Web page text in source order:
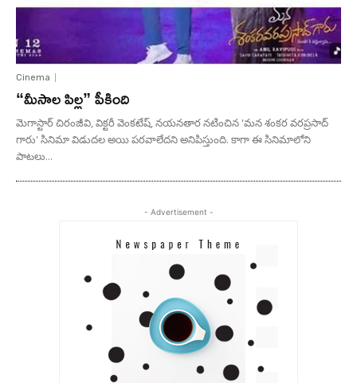
Cinema
“మీసాల పిల్ల” పీకింది
మెగాస్టార్ చిరంజీవి, విక్టరీ వెంకటేష్, నయనతార నటించిన 'మన శంకర వరప్రసాద్
గారు' సినిమా విడుదల అయి పరవాలేదని అనిపిస్తుంది. కాగా ఈ సినిమాలోని
పాటలు...
- Advertisement -